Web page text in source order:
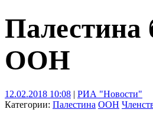
Палестина
ООН
12.02.2018 10:08 | РИА "Новости"
Категории: Палестина ООН